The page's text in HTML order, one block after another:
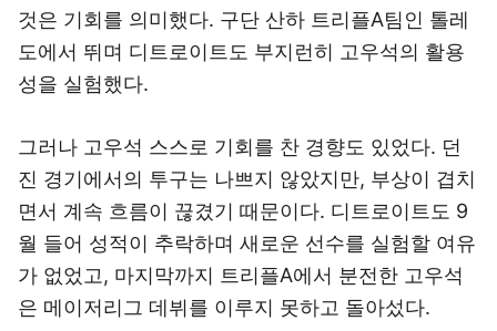
것은 기회를 의미했다. 구단 산하 트리플A팀인 톨레
도에서 뛰며 디트로이트도 부지런히 고우석의 활용
성을 실험했다.
그러나 고우석 스스로 기회를 찬 경향도 있었다. 던
진 경기에서의 투구는 나쁘지 않았지만, 부상이 겹치
면서 계속 흐름이 끊겼기 때문이다. 디트로이트도 9
월 들어 성적이 추락하며 새로운 선수를 실험할 여유
가 없었고, 마지막까지 트리플A에서 분전한 고우석
은 메이저리그 데뷔를 이루지 못하고 돌아섰다.